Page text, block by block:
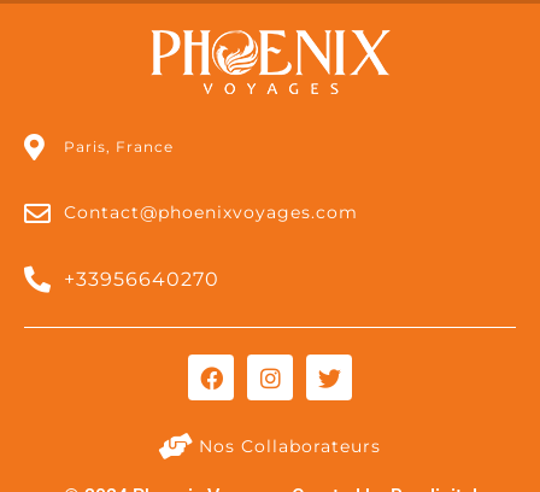
Paris, France
Contact@phoenixvoyages.com
+33956640270
Nos Collaborateurs